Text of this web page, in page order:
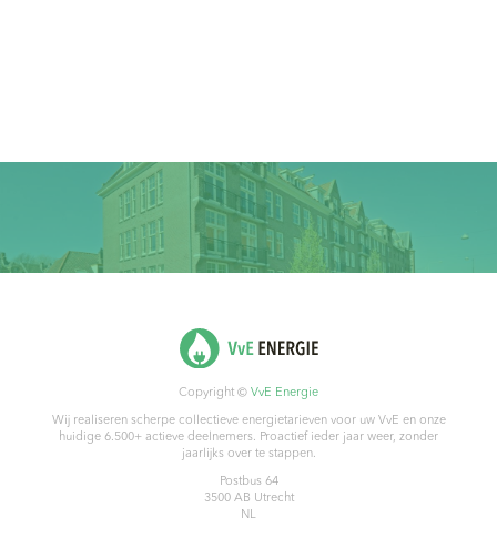
Copyright © VvE Energie
Wij realiseren scherpe collectieve energietarieven voor uw VvE en onze
huidige 6.500+ actieve deelnemers. Proactief ieder jaar weer, zonder
jaarlijks over te stappen.
Postbus 64
3500 AB Utrecht
NL